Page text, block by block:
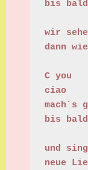
bis bald
wir
dann
C you
ciao
mach´s
bis bald
und
neue